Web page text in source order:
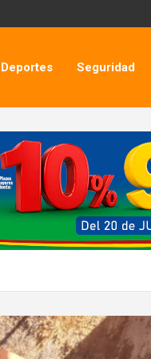
Deportes Seguridad